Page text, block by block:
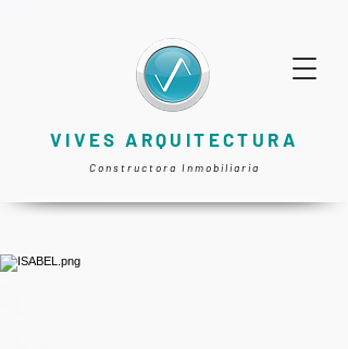
VIVES ARQUITECTURA
Constructora Inmobiliaria